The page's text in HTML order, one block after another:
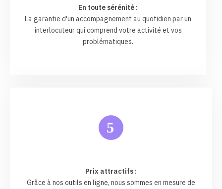
En toute sérénité :
La garantie d'un accompagnement au quotidien par un
interlocuteur qui comprend votre activité et vos
problématiques.
5
Prix attractifs :
Grâce à nos outils en ligne, nous sommes en mesure de